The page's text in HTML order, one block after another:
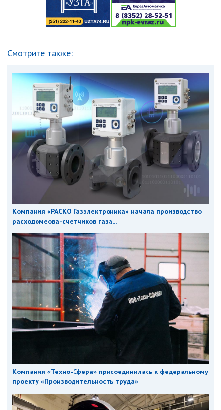
Смотрите также:
Компания «РАСКО Газэлектроника» начала производство
расходомеова-счетчиков газа...
Компания «Техно-Сфера» присоединилась к федеральному
проекту «Производительность труда»